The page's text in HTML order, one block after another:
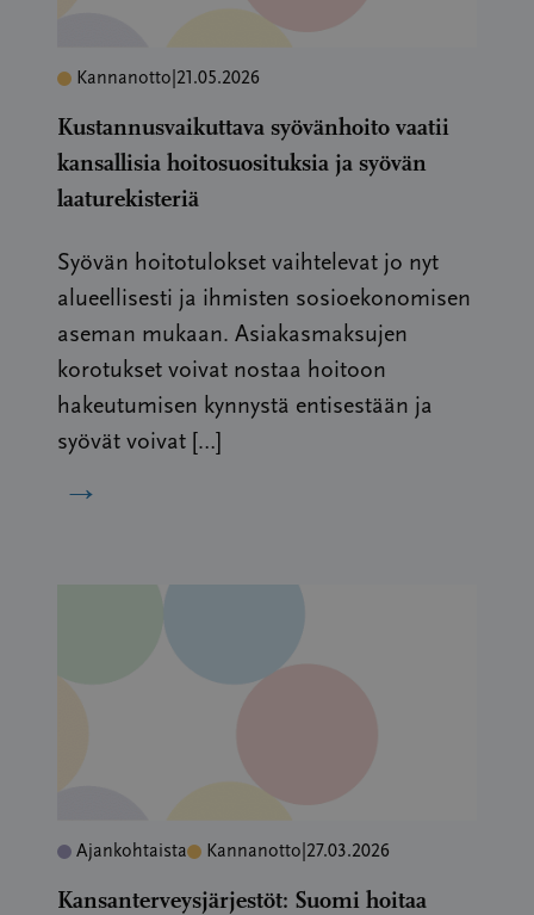
Kannanotto 21.05.2026
Kustannusvaikuttava syövänhoito vaatii
kansallisia hoitosuosituksia ja syövän
laaturekisteriä
Syövän hoitotulokset vaihtelevat jo nyt
alueellisesti ja ihmisten sosioekonomisen
aseman mukaan. Asiakasmaksujen
korotukset voivat nostaa hoitoon
hakeutumisen kynnystä entisestään ja
syövät voivat […]
→
Ajankohtaista Kannanotto 27.03.2026
Kansanterveysjärjestöt: Suomi hoitaa